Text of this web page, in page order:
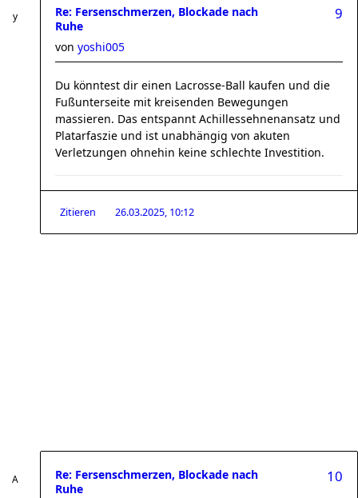
Re: Fersenschmerzen, Blockade nach
Ruhe
9
von yoshi005
Du könntest dir einen Lacrosse-Ball kaufen und die
Fußunterseite mit kreisenden Bewegungen
massieren. Das entspannt Achillessehnenansatz und
Platarfaszie und ist unabhängig von akuten
Verletzungen ohnehin keine schlechte Investition.
Zitieren 26.03.2025, 10:12
Re: Fersenschmerzen, Blockade nach
Ruhe
10